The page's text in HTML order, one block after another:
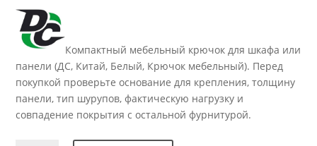
Компактный мебельный крючок для шкафа или
панели (ДС, Китай, Белый, Крючок мебельный). Перед
покупкой проверьте основание для крепления, толщину
панели, тип шурупов, фактическую нагрузку и
совпадение покрытия с остальной фурнитурой.